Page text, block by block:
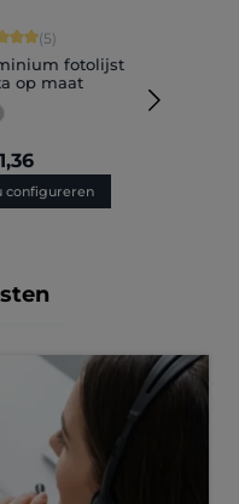
van 5 sterren
waardering van 5 van 5
(5)
fotolijst
op maat
configureren